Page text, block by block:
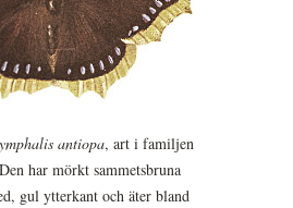
antiopa, art i familjen
har mörkt sammetsbruna
gul ytterkant och äter bland